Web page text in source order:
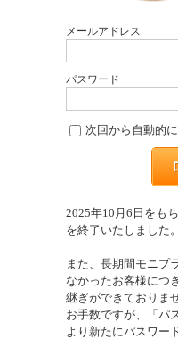
メールアドレス
パスワード
次回から自動的
2025年10月6日をも
を終了いたしました。
また、長期間モニプ
なかったお客様につ
継ぎができておりま
お手数ですが、「パ
より新たにパスワー